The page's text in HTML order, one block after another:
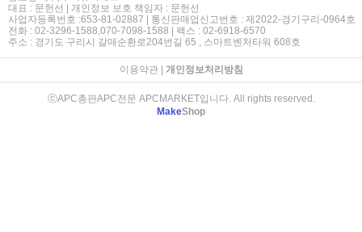
대표 : 문헌선 | 개인정보 보호 책임자 : 문헌선
사업자등록번호 :653-81-02887 | 통신판매업신고번호 : 제2022-경기구리-0964호
전화 : 02-3296-1588,070-7098-1588 | 팩스 : 02-6918-6570
주소 : 경기도 구리시 갈매순환로204번길 65 , 스마트벤처타워 608호
이용약관| 개인정보처리방침
ⓒAPC총판APC전문 APCMARKET입니다. All rights reserved.
MakeShop